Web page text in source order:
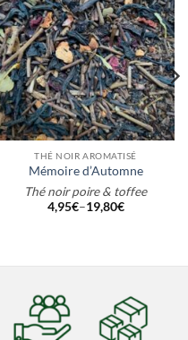
THÉ NOIR AROMATISÉ
Mémoire d’Automne
Thé noir poire & toffee
4,95€–19,80€